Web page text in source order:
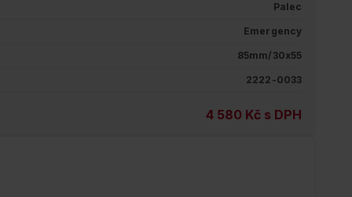
Palec
Emergency
85mm/30x55
2222-0033
4 580 Kč s DPH